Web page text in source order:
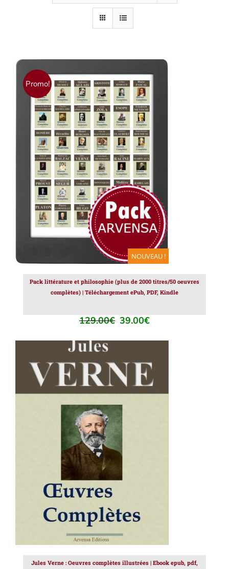
Promo!
NOUVEAU !
AJOUTER AU PANIER / DÉTAILS
Pack littérature et philosophie (plus de 2000 titres/50 oeuvres
complètes) | Téléchargement ePub, PDF, Kindle
129.00€ Le
initial
129.00€.
39.00€Le
actuel
39.00€.
AJOUTER AU PANIER /
Jules Verne : Oeuvres complètes illustrées | Ebook epub, pdf,